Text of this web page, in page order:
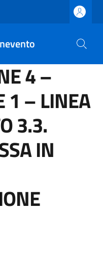
4 –
1 – LINEA
3.3.
IN